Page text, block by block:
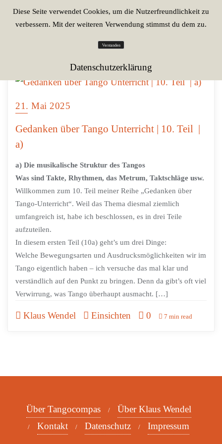
21. Mai 2025
Gedanken über Tango Unterricht | 10. Teil |
a)
a) Die musikalische Struktur des Tangos
Was sind Takte, Rhythmen, das Metrum, Taktschläge usw.
Willkommen zum 10. Teil meiner Reihe „Gedanken über
Tango-Unterricht“. Weil das Thema diesmal ziemlich
umfangreich ist, habe ich beschlossen, es in drei Teile
aufzuteilen.
In diesem ersten Teil (10a) geht’s um drei Dinge:
Welche Bewegungsarten und Ausdrucksmöglichkeiten wir im
Tango eigentlich haben – ich versuche das mal klar und
verständlich auf den Punkt zu bringen. Denn da gibt’s oft viel
Verwirrung, was Tango überhaupt ausmacht. […]
Klaus Wendel Einsichten 0 7 min read
Über Tangocompas
Über Klaus Wendel
Kontakt
Datenschutz Impressum
Diese Seite verwendet Cookies, um die Nutzerfreundlichkeit zu
verbessern. Mit der weiteren Verwendung stimmst du dem zu.
Verstanden
Datenschutzerklärung